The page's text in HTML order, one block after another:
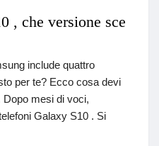
, che versione sce
include quattro
per te? Ecco cosa devi
mesi di voci,
Galaxy S10 . Si